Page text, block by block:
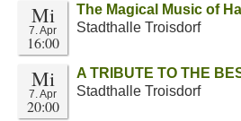
Mi
7. Apr
16:00
The Magical Music of
Stadthalle Troisdorf
Mi
7. Apr
20:00
A TRIBUTE TO THE
Stadthalle Troisdorf